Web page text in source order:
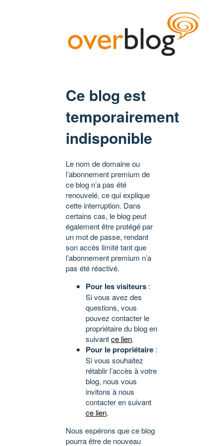
Ce blog est
temporairement
indisponible
Le nom de domaine ou
l’abonnement premium de
ce blog n’a pas été
renouvelé, ce qui explique
cette interruption. Dans
certains cas, le blog peut
également être protégé par
un mot de passe, rendant
son accès limité tant que
l’abonnement premium n’a
pas été réactivé.
Pour les visiteurs :
Si vous avez des
questions, vous
pouvez contacter le
propriétaire du blog en
suivantce lien.
Pour le propriétaire :
Si vous souhaitez
rétablir l’accès à votre
blog, nous vous
invitons à nous
contacter en suivant
ce lien.
Nous espérons que ce blog
pourra être de nouveau